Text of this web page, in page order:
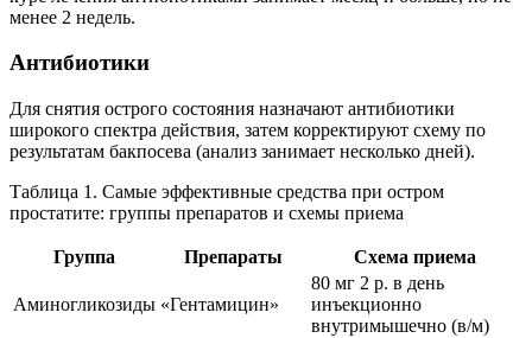
менее 2 недель.
Антибиотики
Для снятия острого состояния назначают антибиотики
широкого спектра действия, затем корректируют схему по
результатам бакпосева (анализ занимает несколько дней).
Таблица 1. Самые эффективные средства при остром
простатите: группы препаратов и схемы приема
Группа Препараты Схема приема
Аминогликозиды «Гентамицин»
80 мг 2 р. в день
инъекционно
внутримышечно (в/м)